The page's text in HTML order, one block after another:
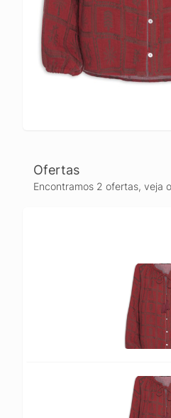
Ofertas
Encontramos 2 ofertas, veja